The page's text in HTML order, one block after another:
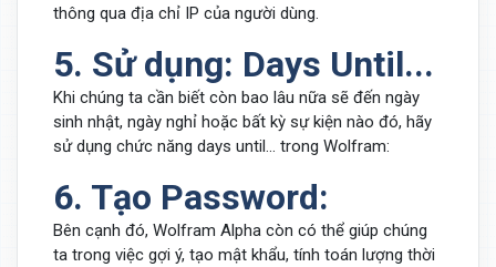
thông qua địa chỉ IP của người dùng.
5. Sử dụng: Days Until...
Khi chúng ta cần biết còn bao lâu nữa sẽ đến ngày
sinh nhật, ngày nghỉ hoặc bất kỳ sự kiện nào đó, hãy
sử dụng chức năng days until... trong Wolfram:
6. Tạo Password:
Bên cạnh đó, Wolfram Alpha còn có thể giúp chúng
ta trong việc gợi ý, tạo mật khẩu, tính toán lượng thời